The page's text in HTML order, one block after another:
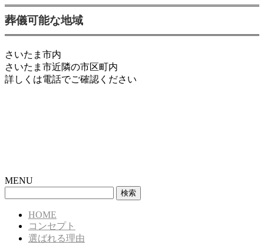
葬儀可能な地域
さいたま市内
さいたま市近隣の市区町内
詳しくは電話でご確認ください
MENU
HOME
コンセプト
選ばれる理由